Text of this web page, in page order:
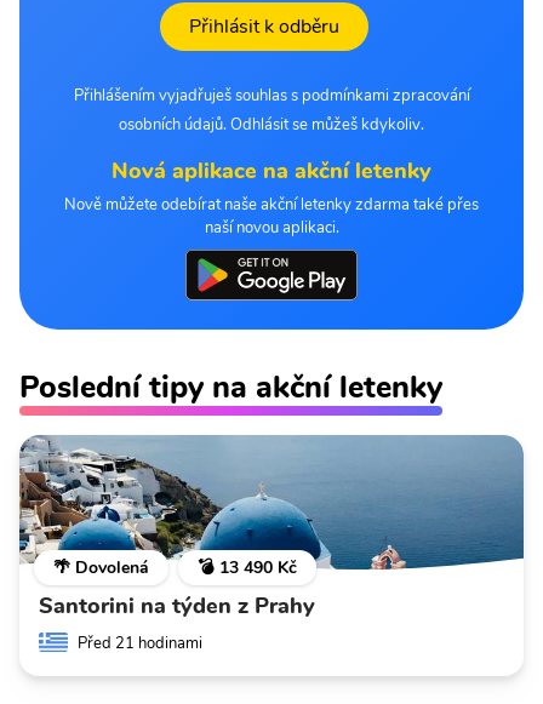
Přihlásit k odběru
Přihlášením vyjadřuješ souhlas s podmínkami zpracování
osobních údajů. Odhlásit se můžeš kdykoliv.
Nová aplikace na akční letenky
Nově můžete odebírat naše akční letenky zdarma také přes
naší novou aplikaci.
Poslední tipy na akční letenky
🌴 Dovolená 💣 13 490 Kč
Santorini na týden z Prahy
Před 21 hodinami